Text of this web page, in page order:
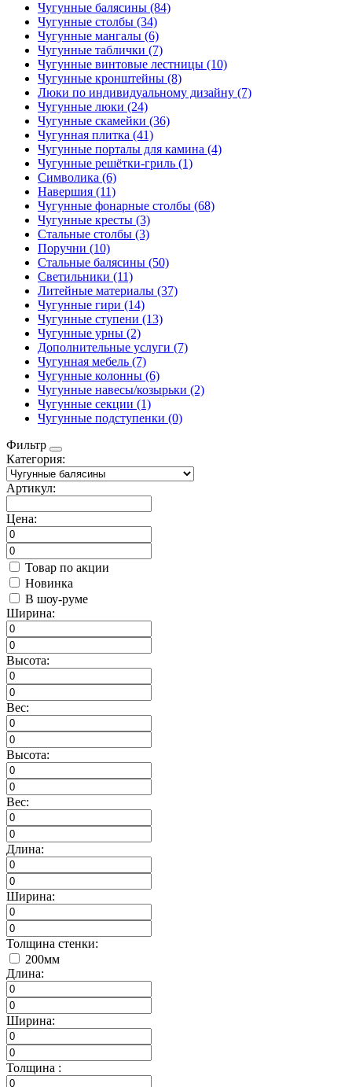
Чугунные балясины (84)
Чугунные столбы (34)
Чугунные мангалы (6)
Чугунные таблички (7)
Чугунные винтовые лестницы (10)
Чугунные кронштейны (8)
Люки по индивидуальному дизайну (7)
Чугунные люки (24)
Чугунные скамейки (36)
Чугунная плитка (41)
Чугунные порталы для камина (4)
Чугунные решётки-гриль (1)
Символика (6)
Навершия (11)
Чугунные фонарные столбы (68)
Чугунные кресты (3)
Стальные столбы (3)
Поручни (10)
Стальные балясины (50)
Светильники (11)
Литейные материалы (37)
Чугунные гири (14)
Чугунные ступени (13)
Чугунные урны (2)
Дополнительные услуги (7)
Чугунная мебель (7)
Чугунные колонны (6)
Чугунные навесы/козырьки (2)
Чугунные секции (1)
Чугунные подступенки (0)
Фильтр
Категория:
Артикул:
Цена:
Товар по акции
Новинка
В шоу-руме
Ширина:
Высота:
Вес:
Высота:
Вес:
Длина:
Ширина:
Толщина стенки:
200мм
Длина:
Ширина:
Толщина :